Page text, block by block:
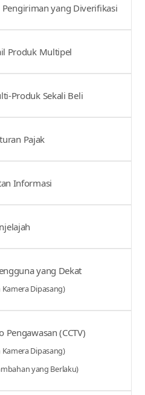
yang Diverifikasi
Produk Multipel
Produk Sekali Beli
Pajak
Informasi
yang Dekat
Dipasang)
Pengawasan (CCTV)
Dipasang)
yang Berlaku)